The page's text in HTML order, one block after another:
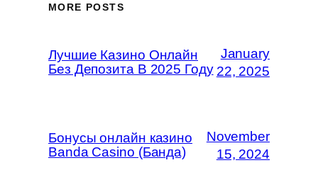
MORE POSTS
Лучшие Казино Онлайн
Без Депозита В 2025 Году
January
22, 2025
Бонусы онлайн казино
Banda Casino (Банда)
November
15, 2024